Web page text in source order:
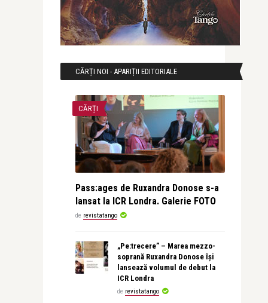
CĂRȚI NOI - APARIȚII EDITORIALE
CĂRȚI
Pass:ages de Ruxandra Donose s-a
lansat la ICR Londra. Galerie FOTO
de revistatango
„Pe:trecere” – Marea mezzo-
soprană Ruxandra Donose își
lansează volumul de debut la
ICR Londra
de revistatango